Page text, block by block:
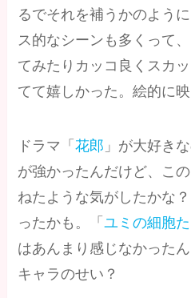
るでそれを補うかのよう
ス的なシーンも多くって
てみたりカッコ良くスカ
てて嬉しかった。絵的に
ドラマ「花郎 」が大好き
が強かったんだけど、こ
ねたような気がしたかな
ったかも。「ユミの細胞
はあんまり感じなかった
キャラのせい？